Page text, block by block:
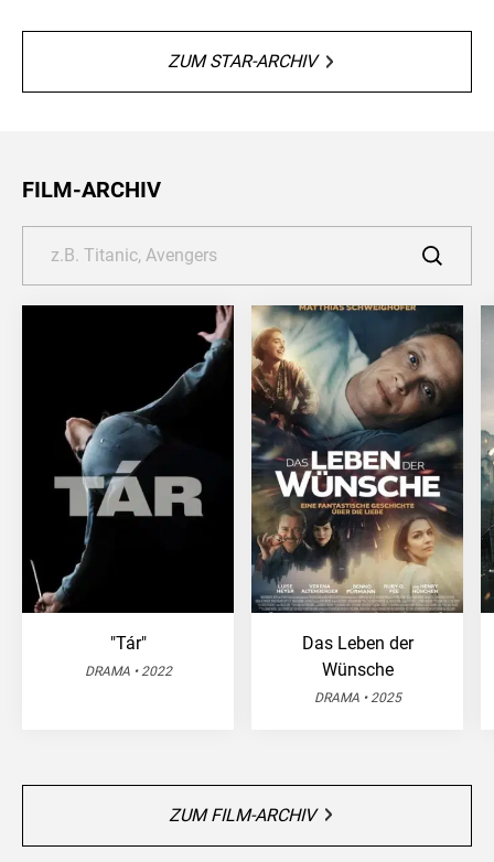
ZUM STAR-ARCHIV
FILM-ARCHIV
"Tár"
DRAMA • 2022
Das Leben der
Wünsche
DRAMA • 2025
ZUM FILM-ARCHIV